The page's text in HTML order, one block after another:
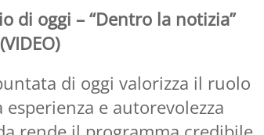
di oggi – “Dentro la notizia”
di oggi valorizza il ruolo
e autorevolezza